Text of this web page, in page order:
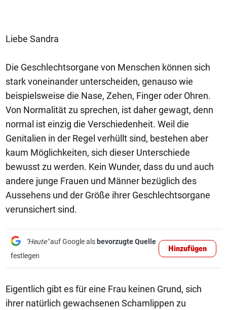
Liebe Sandra
Die Geschlechtsorgane von Menschen können sich
stark voneinander unterscheiden, genauso wie
beispielsweise die Nase, Zehen, Finger oder Ohren.
Von Normalität zu sprechen, ist daher gewagt, denn
normal ist einzig die Verschiedenheit. Weil die
Genitalien in der Regel verhüllt sind, bestehen aber
kaum Möglichkeiten, sich dieser Unterschiede
bewusst zu werden. Kein Wunder, dass du und auch
andere junge Frauen und Männer bezüglich des
Aussehens und der Größe ihrer Geschlechtsorgane
verunsichert sind.
"Heute"auf Google als bevorzugte Quelle
festlegen
Hinzufügen
Eigentlich gibt es für eine Frau keinen Grund, sich
ihrer natürlich gewachsenen Schamlippen zu